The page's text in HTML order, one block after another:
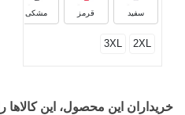
سفید قرمز مشکی
2XL
3XL
خریداران این محصول، این کالاها